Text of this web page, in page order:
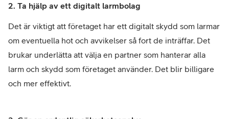
2. Ta hjälp av ett digitalt larmbolag
Det är viktigt att företaget har ett digitalt skydd som larmar
om eventuella hot och avvikelser så fort de inträffar. Det
brukar underlätta att välja en partner som hanterar alla
larm och skydd som företaget använder. Det blir billigare
och mer effektivt.